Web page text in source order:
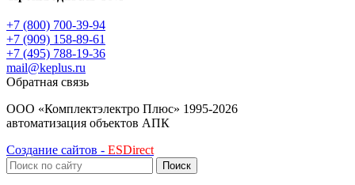
+7 (800) 700-39-94
+7 (909) 158-89-61
+7 (495) 788-19-36
mail@keplus.ru
Обратная связь
ООО «Комплектэлектро Плюс» 1995-2026
автоматизация объектов АПК
Создание сайтов - ESDirect
Поиск